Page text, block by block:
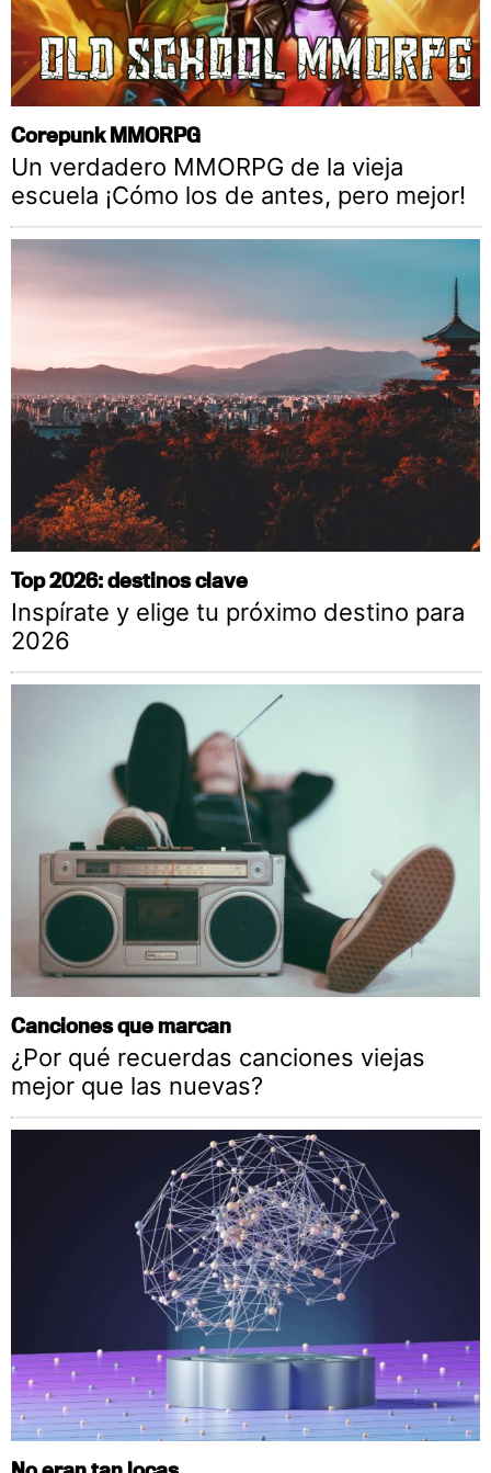
Corepunk MMORPG
Un verdadero MMORPG de la vieja
escuela ¡Cómo los de antes, pero mejor!
Top 2026: destinos clave
Inspírate y elige tu próximo destino para
2026
Canciones que marcan
¿Por qué recuerdas canciones viejas
mejor que las nuevas?